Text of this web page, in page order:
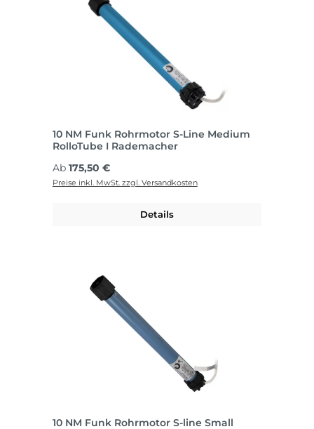
10 NM Funk Rohrmotor S-Line Medium
RolloTube I Rademacher
Regulärer Preis:
Ab 175,50 €
Preise inkl. MwSt. zzgl. Versandkosten
Details
10 NM Funk Rohrmotor S-line Small